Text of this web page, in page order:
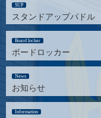
SUP
スタンドアップパドル
Board locker
ボードロッカー
News
お知らせ
Information